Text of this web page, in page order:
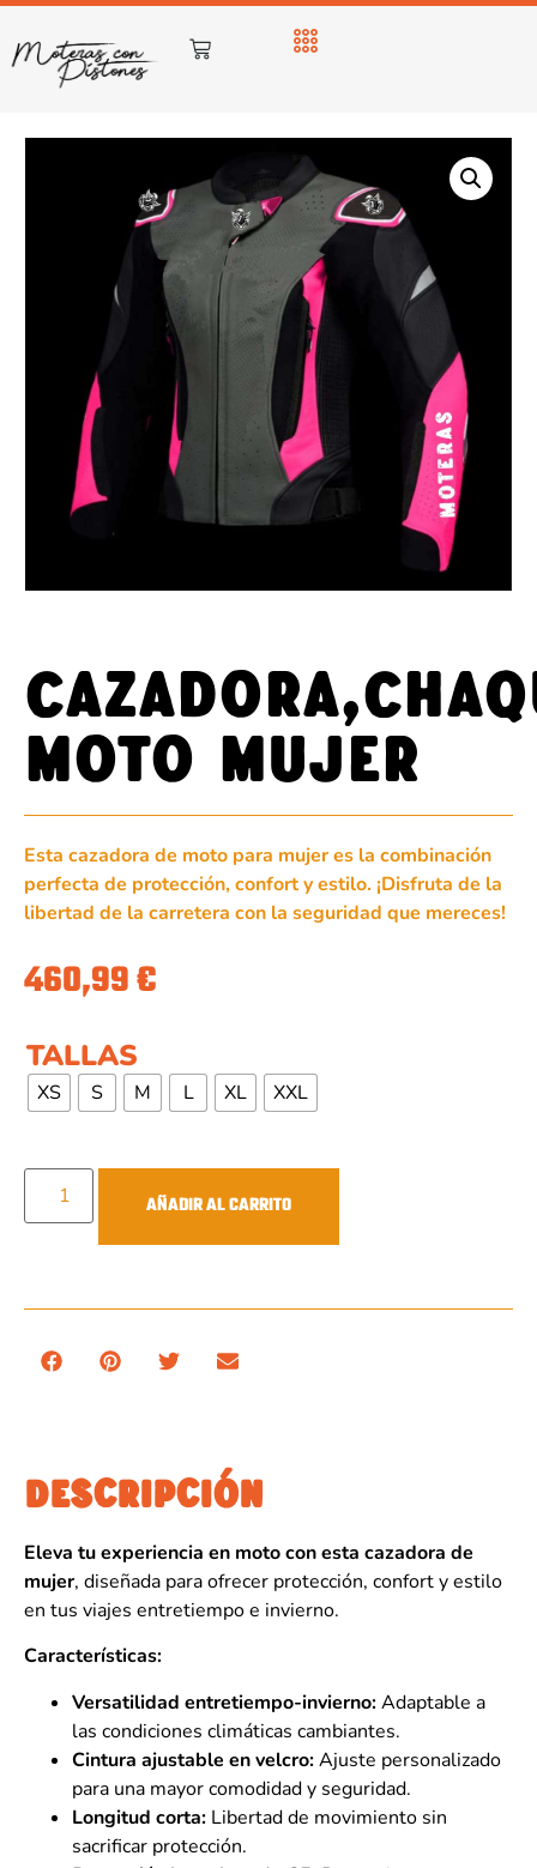
MOTO MUJER
Esta cazadora de moto para mujer es la combinación
perfecta de protección, confort y estilo. ¡Disfruta de la
libertad de la carretera con la seguridad que mereces!
460,99€
TALLAS
XS S M L XL XXL
AÑADIR AL CARRITO
DESCRIPCIÓN
Eleva tu experiencia en moto con esta cazadora de
mujer, diseñada para ofrecer protección, confort y estilo
en tus viajes entretiempo e invierno.
Características:
Versatilidad entretiempo-invierno:Adaptable a
las condiciones climáticas cambiantes.
Cintura ajustable en velcro:Ajuste personalizado
para una mayor comodidad y seguridad.
Longitud corta: Libertad de movimiento sin
sacrificar protección.